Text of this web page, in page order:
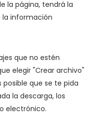
la página, tendrá la
información
que no estén
elegir "Crear archivo"
posible que se te pida
la descarga, los
electrónico.